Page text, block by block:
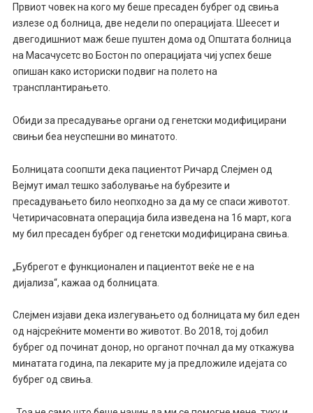
Првиот човек на кого му беше пресаден бубрег од свиња
излезе од болница, две недели по операцијата. Шеесет и
двегодишниот маж беше пуштен дома од Општата болница
на Масачусетс во Бостон по операцијата чиј успех беше
опишан како историски подвиг на полето на
трансплантирањето.
Обиди за пресадување органи од генетски модифицирани
свињи беа неуспешни во минатото.
Болницата соопшти дека пациентот Ричард Слејмен од
Вејмут имал тешко заболување на бубрезите и
пресадувањето било неопходно за да му се спаси животот.
Четиричасовната операција била изведена на 16 март, кога
му бил пресаден бубрег од генетски модифицирана свиња.
„Бубрегот е функционален и пациентот веќе не е на
дијализа“, кажаа од болницата.
Слејмен изјави дека излегувањето од болницата му бил еден
од најсреќните моменти во животот. Во 2018, тој добил
бубрег од починат донор, но органот почнал да му откажува
минатата година, па лекарите му ја предложиле идејата со
бубрег од свиња.